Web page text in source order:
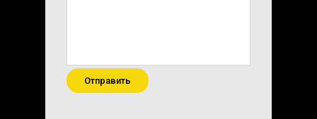
Отправить